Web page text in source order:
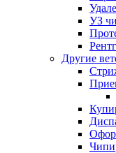
УЗ
Другие